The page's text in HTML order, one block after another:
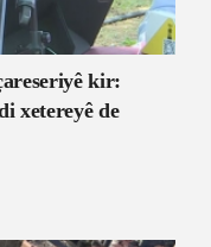
kir:
xetereyê de